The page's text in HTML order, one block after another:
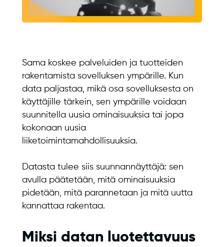
Sama koskee palveluiden ja tuotteiden
rakentamista sovelluksen ympärille. Kun
data paljastaa, mikä osa sovelluksesta on
käyttäjille tärkein, sen ympärille voidaan
suunnitella uusia ominaisuuksia tai jopa
kokonaan uusia
liiketoimintamahdollisuuksia.
Datasta tulee siis suunnannäyttäjä: sen
avulla päätetään, mitä ominaisuuksia
pidetään, mitä parannetaan ja mitä uutta
kannattaa rakentaa.
Miksi datan luotettavuus